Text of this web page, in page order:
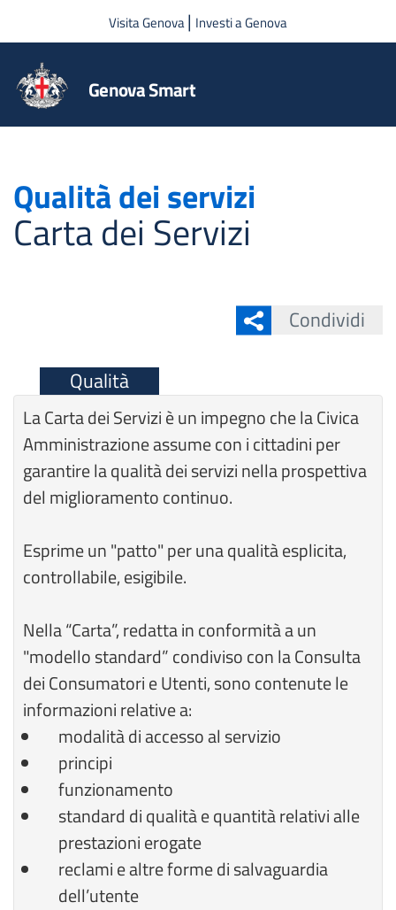
Salta al contenuto principale
Visita Genova| Investi a Genova
Genova Smart
Qualità dei servizi
Carta dei Servizi
Condividi
Qualità
La Carta dei Servizi è un impegno che la Civica
Amministrazione assume con i cittadini per
garantire la qualità dei servizi nella prospettiva
del miglioramento continuo.
Esprime un "patto" per una qualità esplicita,
controllabile, esigibile.
Nella “Carta”, redatta in conformità a un
"modello standard” condiviso con la Consulta
dei Consumatori e Utenti, sono contenute le
informazioni relative a:
modalità di accesso al servizio
principi
funzionamento
standard di qualità e quantità relativi alle
prestazioni erogate
reclami e altre forme di salvaguardia
dell’utente